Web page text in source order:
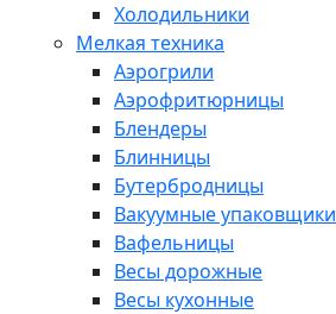
Холодильники
Мелкая техника
Аэрогрили
Аэрофритюрницы
Блендеры
Блинницы
Бутербродницы
Вакуумные упаковщики
Вафельницы
Весы дорожные
Весы кухонные